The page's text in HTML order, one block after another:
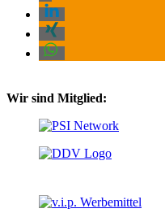
Wir sind Mitglied: